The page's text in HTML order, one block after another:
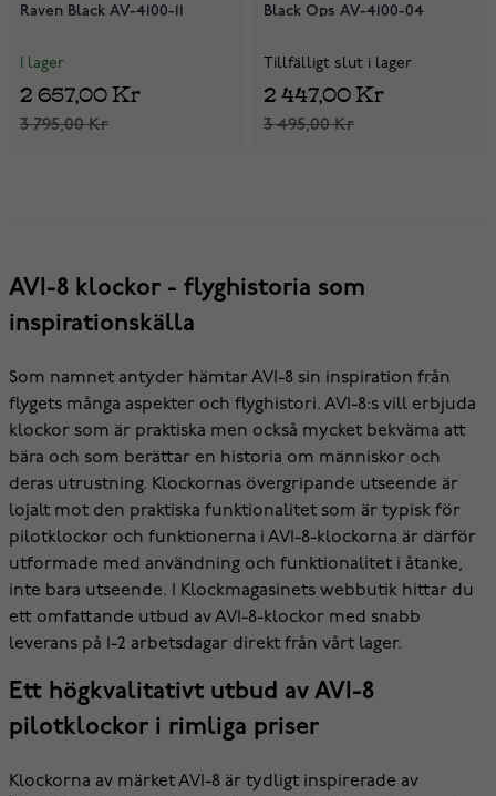
Raven Black AV-4100-11
I lager
3 795,00 Kr
2 657,00 Kr
Black Ops AV-4100-04
Tillfälligt slut i lager
3 495,00 Kr
2 447,00 Kr
AVI-8 klockor - flyghistoria som
inspirationskälla
Som namnet antyder hämtar AVI-8 sin inspiration från
flygets många aspekter och flyghistori. AVI-8:s vill erbjuda
klockor som är praktiska men också mycket bekväma att
bära och som berättar en historia om människor och
deras utrustning. Klockornas övergripande utseende är
lojalt mot den praktiska funktionalitet som är typisk för
pilotklockor och funktionerna i AVI-8-klockorna är därför
utformade med användning och funktionalitet i åtanke,
inte bara utseende. I Klockmagasinets webbutik hittar du
ett omfattande utbud av AVI-8-klockor med snabb
leverans på 1-2 arbetsdagar direkt från vårt lager.
Ett högkvalitativt utbud av AVI-8
pilotklockor i rimliga priser
Klockorna av märket AVI-8 är tydligt inspirerade av